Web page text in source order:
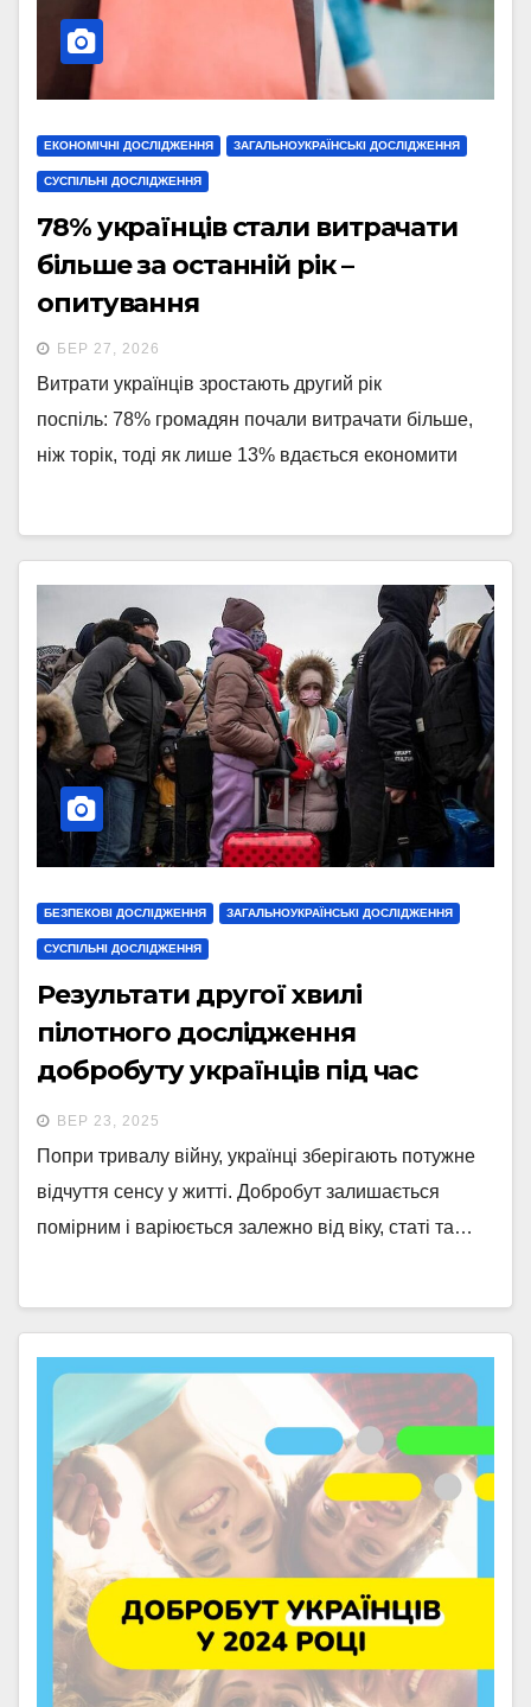
ЕКОНОМІЧНІ ДОСЛІДЖЕННЯ ЗАГАЛЬНОУКРАЇНСЬКІ ДОСЛІДЖЕННЯ
СУСПІЛЬНІ ДОСЛІДЖЕННЯ
78% українців стали витрачати
більше за останній рік –
опитування
БЕР 27, 2026
Витрати українців зростають другий рік
поспіль: 78% громадян почали витрачати більше,
ніж торік, тоді як лише 13% вдається економити
БЕЗПЕКОВІ ДОСЛІДЖЕННЯ ЗАГАЛЬНОУКРАЇНСЬКІ ДОСЛІДЖЕННЯ
СУСПІЛЬНІ ДОСЛІДЖЕННЯ
Результати другої хвилі
пілотного дослідження
добробуту українців під час
війни
ВЕР 23, 2025
Попри тривалу війну, українці зберігають потужне
відчуття сенсу у житті. Добробут залишається
помірним і варіюється залежно від віку, статі та…